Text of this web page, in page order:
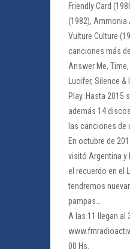
Friendly Card
(1982), Ammonia
Vulture Culture
canciones más
Answer Me, Time,
Lucifer, Silence &
Play. Hasta 2015
además 14
las canciones de
En octubre de
visitó Argentina y
el recuerdo en el
tendremos
pampas…
A las 11 llegan al
00 Hs.